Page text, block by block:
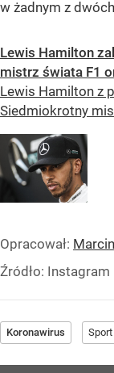
w żadnym z
Lewis Hamilton
mistrz świata F1
Lewis Hamilton z
Siedmiokrotny
Opracował:
Źródło: Instagram
Koronawirus Sport